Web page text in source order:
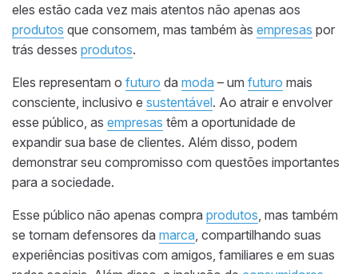
eles estão cada vez mais atentos não apenas aos
produtos que consomem, mas também às empresas por
trás desses produtos.
Eles representam o futuro da moda – um futuro mais
consciente, inclusivo e sustentável. Ao atrair e envolver
esse público, as empresas têm a oportunidade de
expandir sua base de clientes. Além disso, podem
demonstrar seu compromisso com questões importantes
para a sociedade.
Esse público não apenas compra produtos , mas também
se tornam defensores da marca , compartilhando suas
experiências positivas com amigos, familiares e em suas